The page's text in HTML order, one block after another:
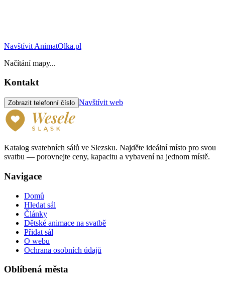
Navštívit AnimatOlka.pl
Načítání mapy...
Kontakt
Zobrazit telefonní číslo Navštívit web
Katalog svatebních sálů ve Slezsku. Najděte ideální místo pro svou
svatbu — porovnejte ceny, kapacitu a vybavení na jednom místě.
Navigace
Domů
Hledat sál
Články
Dětské animace na svatbě
Přidat sál
O webu
Ochrana osobních údajů
Oblíbená města